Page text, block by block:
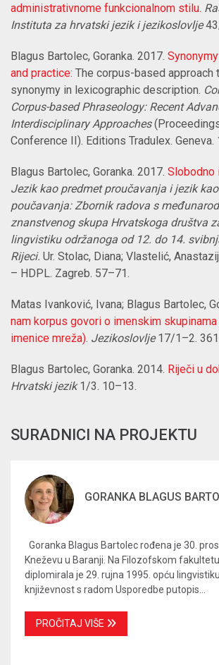
administrativnome funkcionalnom stilu.
Instituta za hrvatski jezik i jezikoslovlje
Blagus Bartolec, Goranka. 2017.
and practice: The corpus-based approach
synonymy in lexicographic description.
Corpus-based Phraseology: Recent
Interdisciplinary Approaches
Conference II). Editions Tradulex. Geneva.
Blagus Bartolec, Goranka. 2017. Slobodno
Jezik kao predmet proučavanja i jezik
poučavanja: Zbornik radova s
znanstvenog skupa Hrvatskoga društva
lingvistiku održanoga od 12. do 14.
Rijeci. Ur. Stolac, Diana; Vlastelić,
– HDPL. Zagreb. 57–71.
Matas Ivanković, Ivana; Blagus Bartolec,
nam korpus govori o imenskim skupinama
imenice mreža). Jezikoslovlje17/1–2.
Blagus Bartolec, Goranka. 2014. Riječi u
Hrvatski jezik1/3. 10–13.
SURADNICI NA PROJEKTU
GORANKA BLAGUS
Goranka Blagus Bartolec rođena je 30.
Kneževu u Baranji. Na Filozofskom
diplomirala je 29. rujna 1995. opću
književnost s radom Usporedbe putopis...
PROČITAJ VIŠE